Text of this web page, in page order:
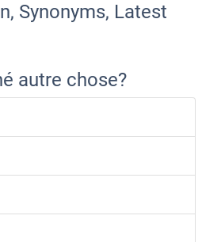
Synonyms, Latest
autre chose?